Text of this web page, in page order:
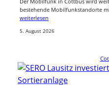
bestehende Mobilfunkstandorte
weiterlesen
5. August 2026